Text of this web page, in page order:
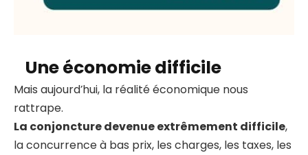
Une économie difficile
Mais aujourd’hui, la réalité économique nous
rattrape.
La conjoncture devenue extrêmement difficile,
la concurrence à bas prix, les charges, les taxes, les